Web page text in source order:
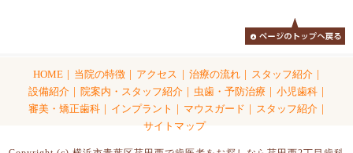
HOME | 当院の特徴 | アクセス | 治療の流れ | スタッフ紹介 |
設備紹介 | 院案内・スタッフ紹介 | 虫歯・予防治療 | 小児歯科 |
審美・矯正歯科 | インプラント | マウスガード | スタッフ紹介 |
サイトマップ